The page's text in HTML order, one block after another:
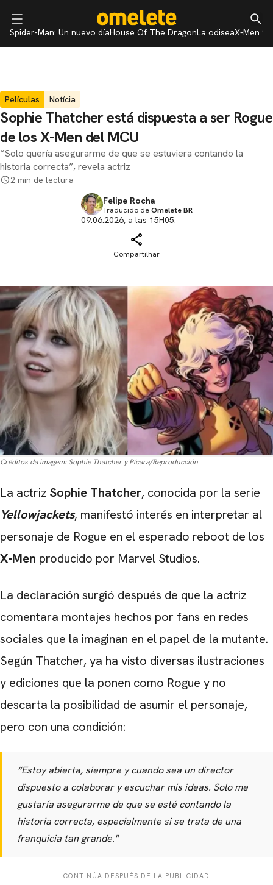
Spider-Man: Un nuevo díaHouse Of The DragonLa odiseaX-Men 97
Películas Notícia
Sophie Thatcher está dispuesta a ser Rogue
de los X-Men del MCU
“Solo quería asegurarme de que se estuviera contando la
historia correcta”, revela actriz
2 min de lectura
Felipe Rocha
Traducido deOmelete BR
09.06.2026, a las 15H05.
Compartilhar
Créditos da imagem: Sophie Thatcher y Pícara/Reproducción
La actriz Sophie Thatcher, conocida por la serie
Yellowjackets, manifestó interés en interpretar al
personaje de Rogue en el esperado reboot de los
X-Men producido por Marvel Studios.
La declaración surgió después de que la actriz
comentara montajes hechos por fans en redes
sociales que la imaginan en el papel de la mutante.
Según Thatcher, ya ha visto diversas ilustraciones
y ediciones que la ponen como Rogue y no
descarta la posibilidad de asumir el personaje,
pero con una condición:
“Estoy abierta, siempre y cuando sea un director
dispuesto a colaborar y escuchar mis ideas. Solo me
gustaría asegurarme de que se esté contando la
historia correcta, especialmente si se trata de una
franquicia tan grande."
CONTINÚA DESPUÉS DE LA PUBLICIDAD